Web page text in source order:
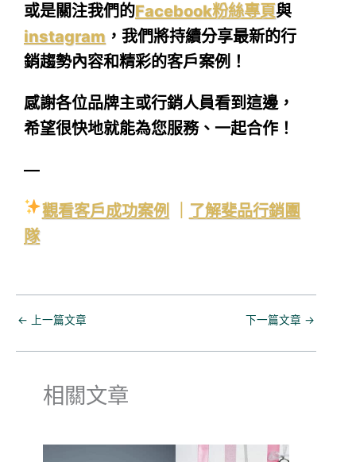
或是關注我們的Facebook粉絲專頁與
instagram ，我們將持續分享最新的行
銷趨勢內容和精彩的客戶案例！
感謝各位品牌主或行銷人員看到這邊，
希望很快地就能為您服務、一起合作！
—
觀看客戶成功案例
了解斐品行銷團
隊
← 上一篇文章 下一篇文章 →
相關文章